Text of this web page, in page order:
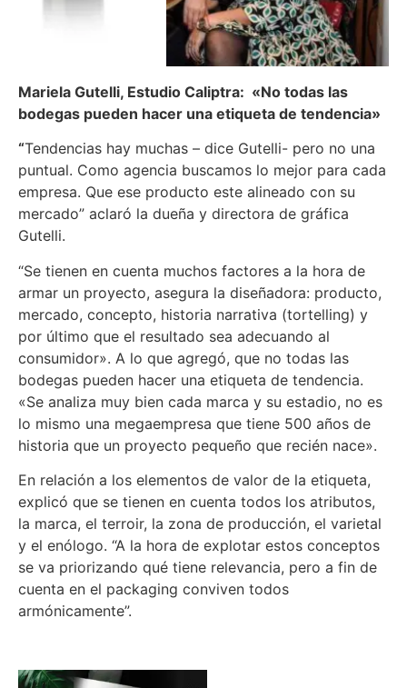
Mariela Gutelli, Estudio Caliptra: «No todas las
bodegas pueden hacer una etiqueta de tendencia»
“Tendencias hay muchas – dice Gutelli- pero no una
puntual. Como agencia buscamos lo mejor para cada
empresa. Que ese producto este alineado con su
mercado” aclaró la dueña y directora de gráfica
Gutelli.
“Se tienen en cuenta muchos factores a la hora de
armar un proyecto, asegura la diseñadora: producto,
mercado, concepto, historia narrativa (tortelling) y
por último que el resultado sea adecuando al
consumidor». A lo que agregó, que no todas las
bodegas pueden hacer una etiqueta de tendencia.
«Se analiza muy bien cada marca y su estadio, no es
lo mismo una megaempresa que tiene 500 años de
historia que un proyecto pequeño que recién nace».
En relación a los elementos de valor de la etiqueta,
explicó que se tienen en cuenta todos los atributos,
la marca, el terroir, la zona de producción, el varietal
y el enólogo. “A la hora de explotar estos conceptos
se va priorizando qué tiene relevancia, pero a fin de
cuenta en el packaging conviven todos
armónicamente”.